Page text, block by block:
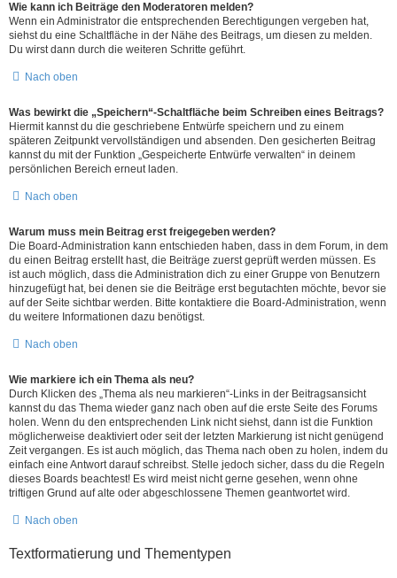
Wie kann ich Beiträge den Moderatoren melden?
Wenn ein Administrator die entsprechenden Berechtigungen vergeben hat,
siehst du eine Schaltfläche in der Nähe des Beitrags, um diesen zu melden.
Du wirst dann durch die weiteren Schritte geführt.
Nach oben
Was bewirkt die „Speichern“-Schaltfläche beim Schreiben eines Beitrags?
Hiermit kannst du die geschriebene Entwürfe speichern und zu einem
späteren Zeitpunkt vervollständigen und absenden. Den gesicherten Beitrag
kannst du mit der Funktion „Gespeicherte Entwürfe verwalten“ in deinem
persönlichen Bereich erneut laden.
Nach oben
Warum muss mein Beitrag erst freigegeben werden?
Die Board-Administration kann entschieden haben, dass in dem Forum, in dem
du einen Beitrag erstellt hast, die Beiträge zuerst geprüft werden müssen. Es
ist auch möglich, dass die Administration dich zu einer Gruppe von Benutzern
hinzugefügt hat, bei denen sie die Beiträge erst begutachten möchte, bevor sie
auf der Seite sichtbar werden. Bitte kontaktiere die Board-Administration, wenn
du weitere Informationen dazu benötigst.
Nach oben
Wie markiere ich ein Thema als neu?
Durch Klicken des „Thema als neu markieren“-Links in der Beitragsansicht
kannst du das Thema wieder ganz nach oben auf die erste Seite des Forums
holen. Wenn du den entsprechenden Link nicht siehst, dann ist die Funktion
möglicherweise deaktiviert oder seit der letzten Markierung ist nicht genügend
Zeit vergangen. Es ist auch möglich, das Thema nach oben zu holen, indem du
einfach eine Antwort darauf schreibst. Stelle jedoch sicher, dass du die Regeln
dieses Boards beachtest! Es wird meist nicht gerne gesehen, wenn ohne
triftigen Grund auf alte oder abgeschlossene Themen geantwortet wird.
Nach oben
Textformatierung und Thementypen